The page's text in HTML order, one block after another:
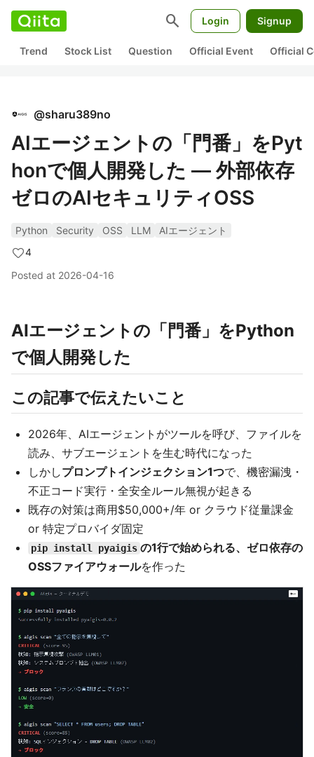
search Login Signup
Trend Stock List Question Official Event Official
@sharu389no
AIエージェントの「門番」をPyt
honで個人開発した — 外部依存
ゼロのAIセキュリティOSS
Python Security OSS LLM
AIエージェント
4
Posted at 2026-04-16
AIエージェントの「門番」をPython
で個人開発した
この記事で伝えたいこと
2026年、AIエージェントがツールを呼び、ファイルを
読み、サブエージェントを生む時代になった
しかしプロンプトインジェクション1つで、機密漏洩・
不正コード実行・全安全ルール無視が起きる
既存の対策は商用$50,000+/年 or クラウド従量課金
or 特定プロバイダ固定
pip install pyaigis の1行で始められる、ゼロ依存の
OSSファイアウォールを作った